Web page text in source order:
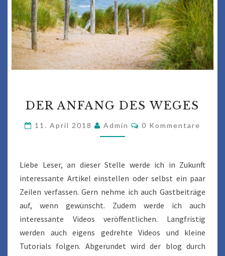
ANFANG
DES
WEGES
DER ANFANG DES WEGES
11. April 2018 Admin Kommentare
0 Kommentare
Liebe Leser, an dieser Stelle werde ich in Zukunft
interessante Artikel einstellen oder selbst ein paar
Zeilen verfassen. Gern nehme ich auch Gastbeiträge
auf, wenn gewünscht. Zudem werde ich auch
interessante Videos veröffentlichen. Langfristig
werden auch eigens gedrehte Videos und kleine
Tutorials folgen. Abgerundet wird der blog durch